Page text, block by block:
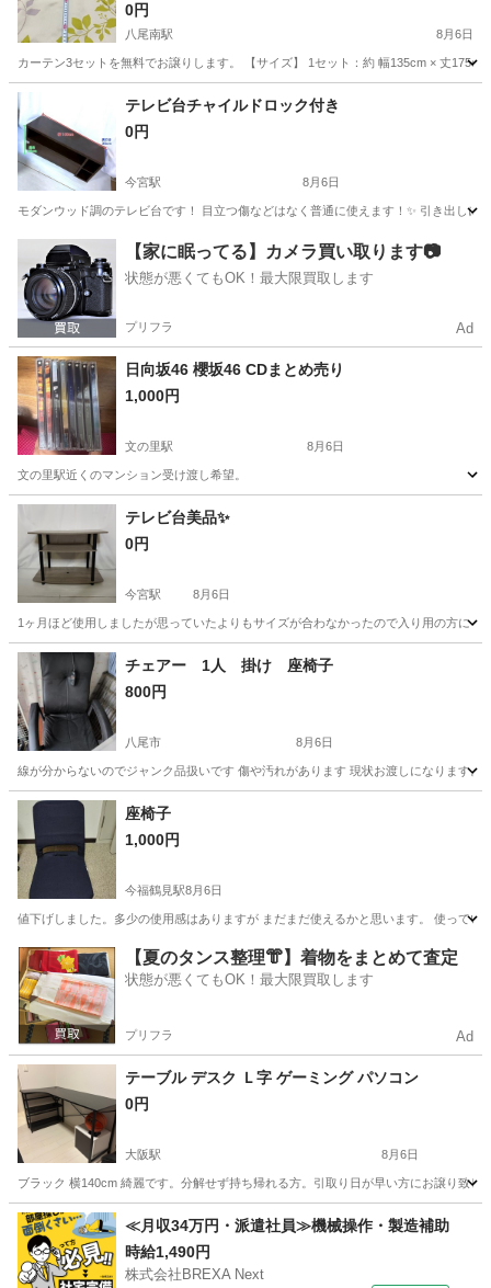
0円
八尾南駅 8月6日
カーテン3セットを無料でお譲りします。 【サイズ】 1セット：約 幅135cm × 丈
八尾南駅 カーペット/マット/ラグ
テレビ台チャイルドロック付き
0円
今宮駅 8月6日
モダンウッド調のテレビ台です！ 目立つ傷などはなく普通に使えます！✨ 引き出し
大阪市 今宮駅 収納家具
【家に眠ってる】カメラ買い取ります📷
状態が悪くてもOK！最大限買取します
プリフラ Ad
日向坂46 櫻坂46 CDまとめ売り
1,000円
文の里駅 8月6日
文の里駅近くのマンション受け渡し希望。
大阪 大阪市 文の里駅 家具
テレビ台美品✨
0円
今宮駅 8月6日
1ヶ月ほど使用しましたが思っていたよりもサイズが合わなかったので入り用の方に！
大阪 大阪市 収納家具
チェアー 1人 掛け 座椅子
800円
八尾市 8月6日
線が分からないのでジャンク品扱いです 傷や汚れがあります 現状お渡しになります。
大阪 八尾市 椅子
座椅子
1,000円
今福鶴見駅8月6日
値下げしました。多少の使用感はありますが まだまだ使えるかと思います。 使ってい
大阪 大阪市 今福鶴見駅 椅子
【夏のタンス整理👘】着物をまとめて査定
状態が悪くてもOK！最大限買取します
プリフラ Ad
テーブル デスク Ｌ字 ゲーミング パソコン
0円
大阪駅 8月6日
ブラック 横140cm 綺麗です。分解せず持ち帰れる方。引取り日が早い方にお譲り致
大阪 大阪市 大阪駅 テーブル ゲーミング
≪月収34万円・派遣社員≫機械操作・製造補助
時給1,490円
株式会社BREXA Next